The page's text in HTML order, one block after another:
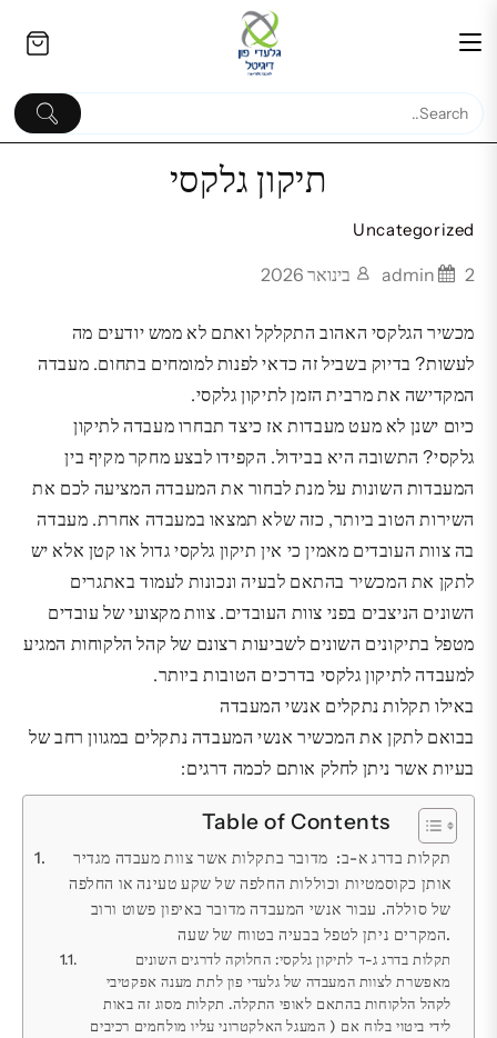
to
תיקון גלקסי
Uncategorized
admin 2 בינואר 2026
מכשיר הגלקסי האהוב התקלקל ואתם לא ממש יודעים מה
לעשות? בדיוק בשביל זה כדאי לפנות למומחים בתחום. מעבדה
המקדישה את מרבית הזמן לתיקון גלקסי.
כיום ישנן לא מעט מעבדות אז כיצד תבחרו מעבדה לתיקון
גלקסי? התשובה היא בבידול. הקפידו לבצע מחקר מקיף בין
המעבדות השונות על מנת לבחור את המעבדה המציעה לכם את
השירות הטוב ביותר, כזה שלא תמצאו במעבדה אחרת. מעבדה
בה צוות העובדים מאמין כי אין תיקון גלקסי גדול או קטן אלא יש
לתקן את המכשיר בהתאם לבעיה ונכונות לעמוד באתגרים
השונים הניצבים בפני צוות העובדים. צוות מקצועי של עובדים
מטפל בתיקונים השונים לשביעות רצונם של קהל הלקוחות המגיע
למעבדה לתיקון גלקסי בדרכים הטובות ביותר.
באילו תקלות נתקלים אנשי המעבדה
בבואם לתקן את המכשיר אנשי המעבדה נתקלים במגוון רחב של
בעיות אשר ניתן לחלק אותם לכמה דרגים:
Table of Contents
תקלות בדרג א-ב: מדובר בתקלות אשר צוות מעבדה מגדיר
אותן כקוסמטיות וכוללות החלפה של שקע טעינה או החלפה
של סוללה. עבור אנשי המעבדה מדובר באיפון פשוט ורוב
המקרים ניתן לטפל בבעיה בטווח של שעה.
תקלות בדרג ג-ד לתיקון גלקסי: החלוקה לדרגים השונים
מאפשרת לצוות המעבדה של גלעדי פון לתת מענה אפקטיבי
לקהל הלקוחות בהתאם לאופי התקלה. תקלות מסוג זה באות
לידי ביטוי בלוח אם ( המעגל האלקטרוני עליו מולחמים רכיבים
סוללה ניידת Baseus Airpow
15W
₪
125.00